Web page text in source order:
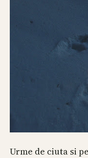
Urme de ciuta si